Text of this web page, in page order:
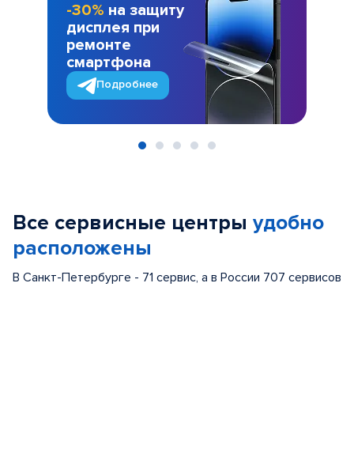
-30% на защиту
дисплея при
ремонте
смартфона
Подробнее
Все сервисные центры удобно
расположены
В Санкт-Петербурге - 71 сервис, а в России 707 сервисов